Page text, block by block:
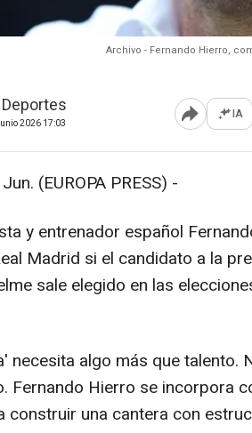
Archivo - Fernando Hierro,
2026 17:03 Abrir IA
(EUROPA PRESS) -
y entrenador español
Madrid si el candidato a la
sale elegido en las
necesita algo más que talento.
Fernando Hierro se incorpora
construir una cantera con